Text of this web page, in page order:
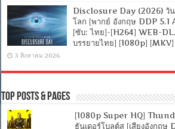
Disclosure Day (2026) วัน
โลก [พากย์ อังกฤษ DDP
[ซับ: ไทย]-[H264] WEB-
บรรยายไทย] [1080p]
3 สิงหาคม 2026
Top Posts & Pages
[1080p Super HQ]
ธันเดอร์โบลต์ส [เสียงอังกฤ